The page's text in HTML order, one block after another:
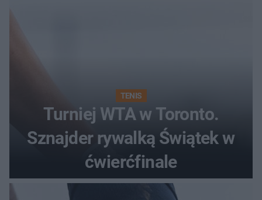
TENIS
Turniej WTA w Toronto.
Sznajder rywalką Świątek w
ćwierćfinale